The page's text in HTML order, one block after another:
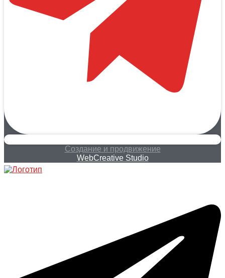
Создание и продвижение
WebCreative Studio